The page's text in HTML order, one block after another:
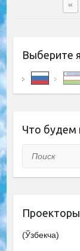
«
Выберите
Что будем
Поиск
(Ўзбекча)